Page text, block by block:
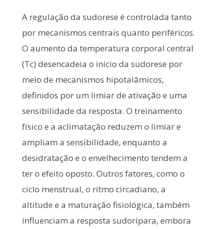
A regulação da sudorese é controlada tanto
por mecanismos centrais quanto periféricos.
O aumento da temperatura corporal central
(Tc) desencadeia o início da sudorese por
meio de mecanismos hipotalâmicos,
definidos por um limiar de ativação e uma
sensibilidade da resposta. O treinamento
físico e a aclimatação reduzem o limiar e
ampliam a sensibilidade, enquanto a
desidratação e o envelhecimento tendem a
ter o efeito oposto. Outros fatores, como o
ciclo menstrual, o ritmo circadiano, a
altitude e a maturação fisiológica, também
influenciam a resposta sudorípara, embora